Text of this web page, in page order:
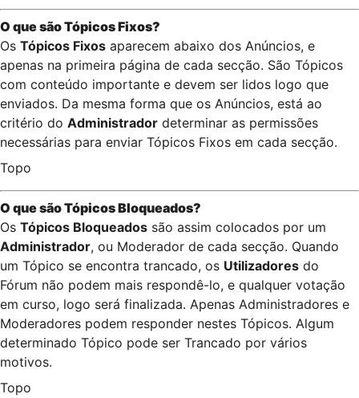
O que são Tópicos Fixos?
Os Tópicos Fixos aparecem abaixo dos Anúncios, e
apenas na primeira página de cada secção. São Tópicos
com conteúdo importante e devem ser lidos logo que
enviados. Da mesma forma que os Anúncios, está ao
critério do Administrador determinar as permissões
necessárias para enviar Tópicos Fixos em cada secção.
Topo
O que são Tópicos Bloqueados?
Os Tópicos Bloqueados são assim colocados por um
Administrador, ou Moderador de cada secção. Quando
um Tópico se encontra trancado, os Utilizadores do
Fórum não podem mais respondê-lo, e qualquer votação
em curso, logo será finalizada. Apenas Administradores e
Moderadores podem responder nestes Tópicos. Algum
determinado Tópico pode ser Trancado por vários
motivos.
Topo